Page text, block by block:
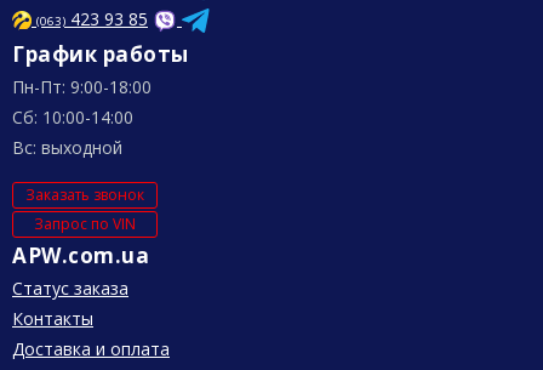
(063) 423 93 85
График работы
Пн-Пт: 9:00-18:00
Сб: 10:00-14:00
Вс: выходной
Заказать звонок
Запрос по VIN
APW.com.ua
Статус заказа
Контакты
Доставка и оплата